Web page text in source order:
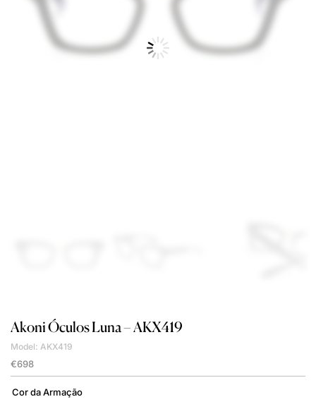
AkoniÓculos Luna – AKX419
Model: AKX419
€698
Cor da Armação